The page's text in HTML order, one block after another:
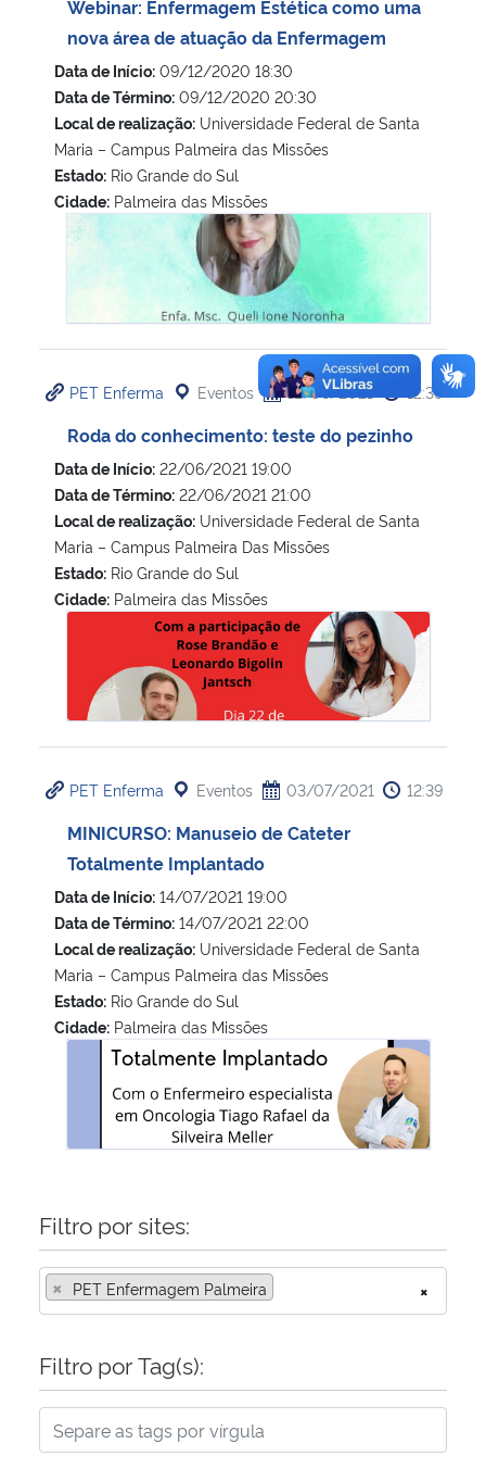
Webinar: Enfermagem Estética como uma
nova área de atuação da Enfermagem
Data de Início: 09/12/2020 18:30
Data de Término: 09/12/2020 20:30
Local de realização: Universidade Federal de Santa
Maria – Campus Palmeira das Missões
Estado: Rio Grande do Sul
Cidade: Palmeira das Missões
Webinar: Enfermagem Estética como uma nova área de
PET Enferma Eventos 12/06/2021 12:39
Roda do conhecimento: teste do pezinho
Data de Início: 22/06/2021 19:00
Data de Término: 22/06/2021 21:00
Local de realização: Universidade Federal de Santa
Maria – Campus Palmeira Das Missões
Estado: Rio Grande do Sul
Cidade: Palmeira das Missões
Roda do conhecimento: teste do pezinho
PET Enferma Eventos 03/07/2021 12:39
MINICURSO: Manuseio de Cateter
Totalmente Implantado
Data de Início: 14/07/2021 19:00
Data de Término: 14/07/2021 22:00
Local de realização: Universidade Federal de Santa
Maria – Campus Palmeira das Missões
Estado: Rio Grande do Sul
Cidade: Palmeira das Missões
MINICURSO: Manuseio de Cateter Totalmente Implantado
Filtro por sites:
×
× PET Enfermagem Palmeira
Filtro por Tag(s):